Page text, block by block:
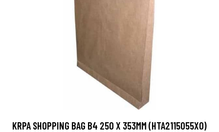
KRPA SHOPPING BAG B4 250 X 353MM (HTA2115055X0)